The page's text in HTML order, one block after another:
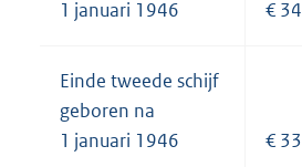
1 januari 1946 €
Einde tweede schijf
geboren na
1 januari 1946
€